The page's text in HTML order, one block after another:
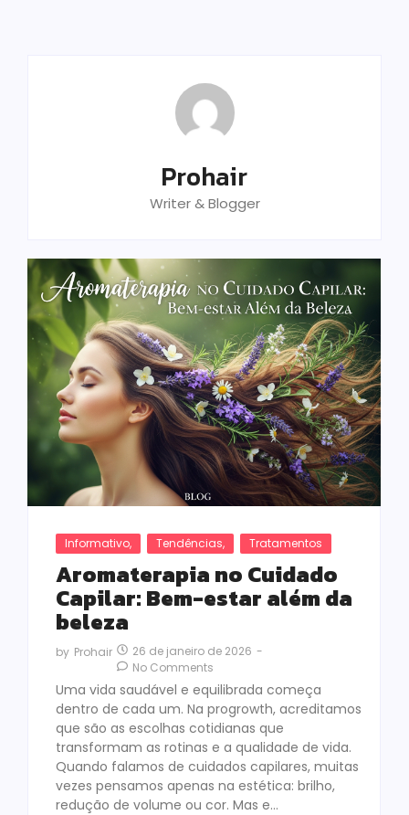
Prohair
Writer & Blogger
Informativo, Tendências, Tratamentos
Aromaterapia no Cuidado
Capilar: Bem-estar além da
beleza
by Prohair 26 de janeiro de 2026 -
No Comments
Uma vida saudável e equilibrada começa
dentro de cada um. Na progrowth, acreditamos
que são as escolhas cotidianas que
transformam as rotinas e a qualidade de vida.
Quando falamos de cuidados capilares, muitas
vezes pensamos apenas na estética: brilho,
redução de volume ou cor. Mas e…